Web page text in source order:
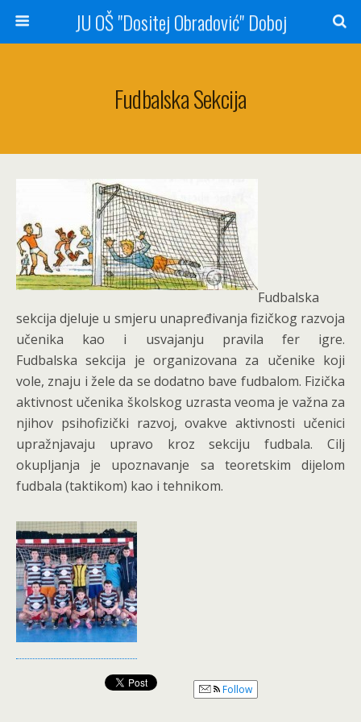
JU OŠ "Dositej Obradović" Doboj
Fudbalska Sekcija
Fudbalska
sekcija djeluje u smjeru unapređivanja fizičkog razvoja
učenika kao i usvajanju pravila fer igre.
Fudbalska sekcija je organizovana za učenike koji
vole, znaju i žele da se dodatno bave fudbalom. Fizička
aktivnost učenika školskog uzrasta veoma je važna za
njihov psihofizički razvoj, ovakve aktivnosti učenici
upražnjavaju upravo kroz sekciju fudbala. Cilj
okupljanja je upoznavanje sa teoretskim dijelom
fudbala (taktikom) kao i tehnikom.
Follow